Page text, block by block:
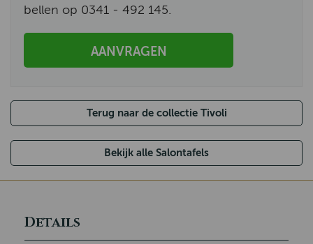
bellen op 0341 - 492 145.
AANVRAGEN
Terug naar de collectie Tivoli
Bekijk alle Salontafels
Details